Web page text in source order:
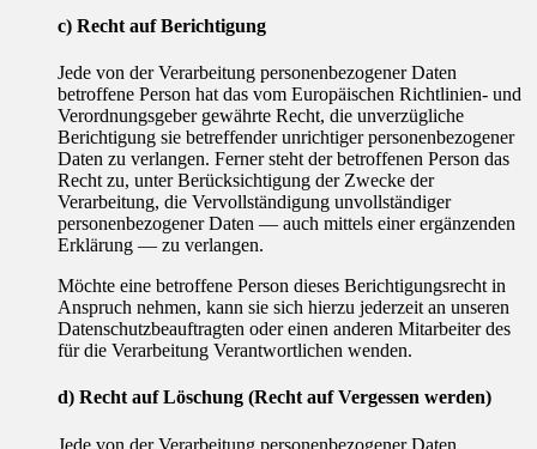
c) Recht auf Berichtigung
Jede von der Verarbeitung personenbezogener Daten
betroffene Person hat das vom Europäischen Richtlinien- und
Verordnungsgeber gewährte Recht, die unverzügliche
Berichtigung sie betreffender unrichtiger personenbezogener
Daten zu verlangen. Ferner steht der betroffenen Person das
Recht zu, unter Berücksichtigung der Zwecke der
Verarbeitung, die Vervollständigung unvollständiger
personenbezogener Daten — auch mittels einer ergänzenden
Erklärung — zu verlangen.
Möchte eine betroffene Person dieses Berichtigungsrecht in
Anspruch nehmen, kann sie sich hierzu jederzeit an unseren
Datenschutzbeauftragten oder einen anderen Mitarbeiter des
für die Verarbeitung Verantwortlichen wenden.
d) Recht auf Löschung (Recht auf Vergessen werden)
Jede von der Verarbeitung personenbezogener Daten